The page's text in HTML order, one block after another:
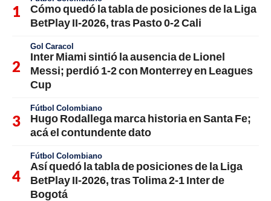
Cómo quedó la tabla de posiciones de la Liga
BetPlay II-2026, tras Pasto 0-2 Cali
Gol Caracol
Inter Miami sintió la ausencia de Lionel
Messi; perdió 1-2 con Monterrey en Leagues
Cup
Fútbol Colombiano
Hugo Rodallega marca historia en Santa Fe;
acá el contundente dato
Fútbol Colombiano
Así quedó la tabla de posiciones de la Liga
BetPlay II-2026, tras Tolima 2-1 Inter de
Bogotá